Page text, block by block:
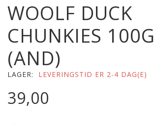
WOOLF DUCK
CHUNKIES 100G
(AND)
LAGER: LEVERINGSTID ER 2-4 DAG(E)
39,00